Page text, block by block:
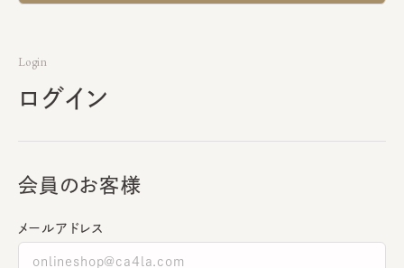
Login
ログイン
会員のお客様
メールアドレス